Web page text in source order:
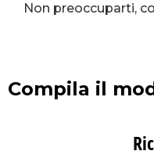
Non preoccuparti,
Compila il